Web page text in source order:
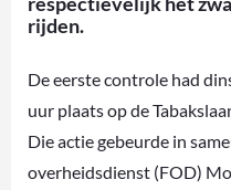
rijden.
De eerste controle had
uur plaats op de
Die actie gebeurde in
overheidsdienst (FOD)